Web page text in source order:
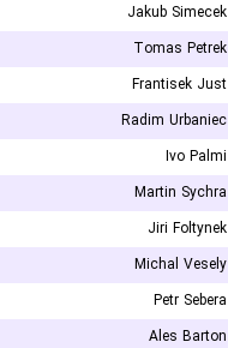
Jakub Simecek
Tomas Petrek
Frantisek Just
Radim Urbaniec
Ivo Palmi
Martin Sychra
Jiri Foltynek
Michal Vesely
Petr Sebera
Ales Barton